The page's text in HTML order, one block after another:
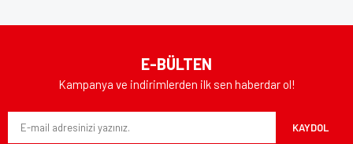
Ürün resmi kalitesiz, bozuk veya görüntülenemiyor.
Ürün açıklamasında eksik bilgiler bulunuyor.
Ürün fiyatı diğer sitelerden daha pahalı.
E-BÜLTEN
Kampanya ve indirimlerden ilk sen haberdar ol!
KAYDOL